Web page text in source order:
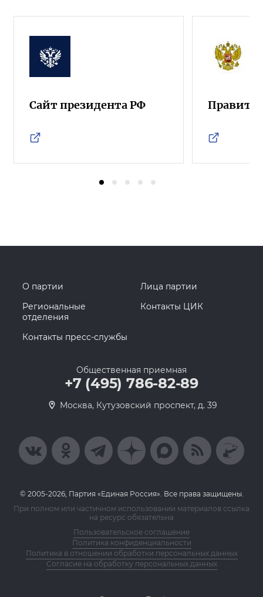
Сайт президента РФ
О партии
Лица партии
Региональные
отделения
Контакты ЦИК
Контакты пресс-службы
Общественная приемная
+7 (495) 786-82-89
Москва, Кутузовский проспект, д. 39
© 2005-2026, Партия «Единая Россия». Все права защищены.
При полном или частичном использовании материалов ссылка
на ресурс обязательна
Пользовательское соглашение
Политика конфиденциальности
Политика в отношении обработки персональных данных
Согласие на обработку персональных данных